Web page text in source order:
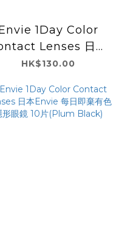
1Day Color
Lenses 日本
每日即棄有色隱
Cheek)
HK$130.00